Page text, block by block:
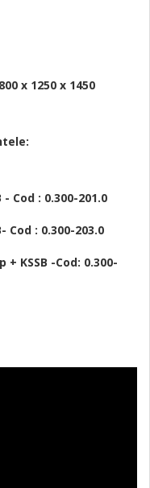
x 1250 x 1450
- Cod : 0.300-201.0
Cod : 0.300-203.0
KSSB -Cod: 0.300-